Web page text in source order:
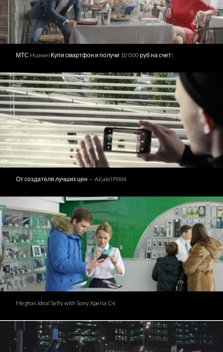
МТС Huawei Купи смартфон и получи 10 000 руб на счет!
От создателя лучших цен — Alcatel PIXI4
Megfon. Ideal Selfy with Sony Xperia C4